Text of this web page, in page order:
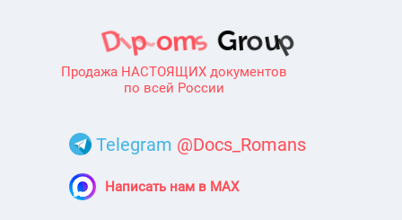
Продажа НАСТОЯЩИХ документов
по всей России
Telegram @Docs_Romans
Написать нам в MAX